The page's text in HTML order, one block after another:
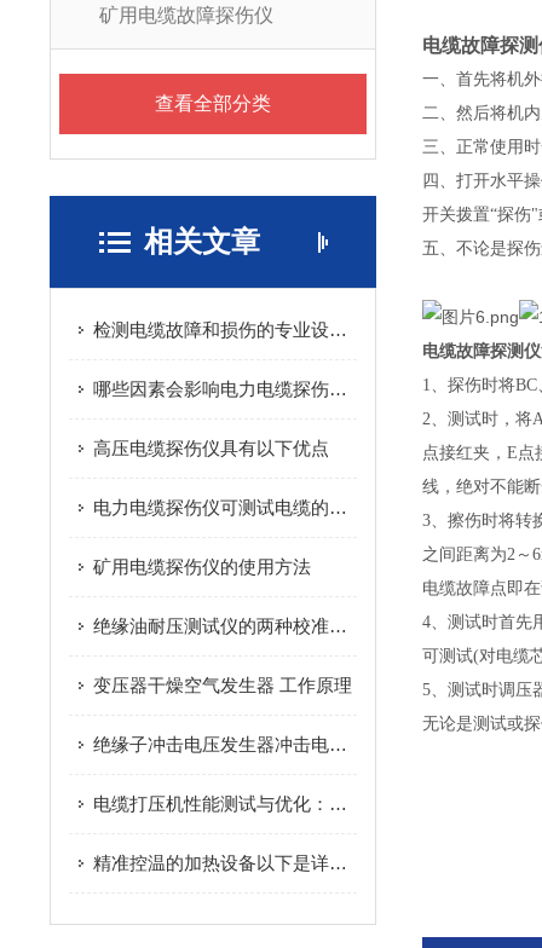
矿用电缆故障探伤仪
查看全部分类
相关文章
检测电缆故障和损伤的专业设备 -- 电缆探伤仪
哪些因素会影响电力电缆探伤仪的检测结果
高压电缆探伤仪具有以下优点
电力电缆探伤仪可测试电缆的各种故障
矿用电缆探伤仪的使用方法
绝缘油耐压测试仪的两种校准方法
变压器干燥空气发生器 工作原理
绝缘子冲击电压发生器冲击电压试验检验绝缘性能
电缆打压机性能测试与优化：提升电缆接头打压效率与质量的关键技巧
精准控温的加热设备以下是详细介绍
电缆故障探
一、首先将机
二、然后将机
三、正常使用
四、打开水平
开关拨置“探伤
五、不论是探
电缆故障探测仪
1、探伤时将
2、测试时，将
点接红夹，E点
线，绝对不能
3、擦伤时将转
之间距离为2～
电缆故障点即
4、测试时首先
可测试(对电缆
5、测试时调压
无论是测试或